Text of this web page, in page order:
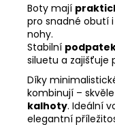
Boty mají
pro snadné obutí
nohy.
Stabilní
siluetu a zajišťuje
Díky
kombinují –
kalhoty. Ideální
elegantní